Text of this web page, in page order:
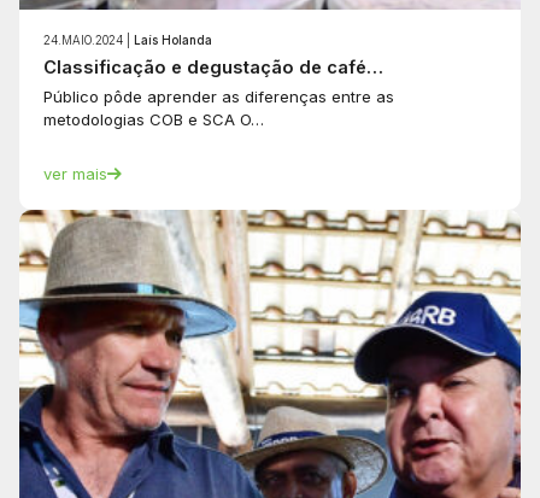
24.MAIO.2024 | Laís Holanda
Classificação e degustação de café…
Público pôde aprender as diferenças entre as
metodologias COB e SCA O…
ver mais